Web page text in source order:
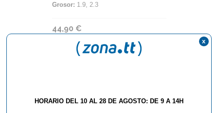
Grosor: 1.9, 2.3
44,90 €
HORARIO DEL 10 AL 28 DE AGOSTO: DE 9 A 14H
x